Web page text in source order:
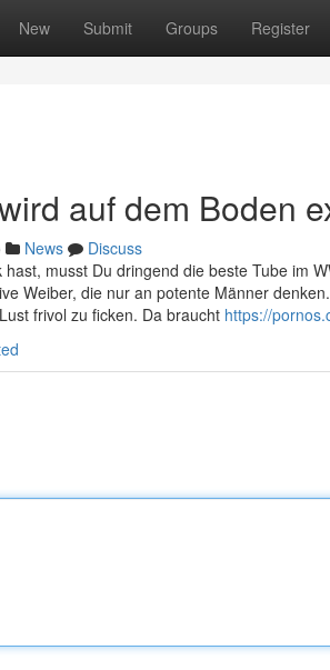
New Submit Groups Register
auf dem Boden
News
Discuss
musst Du dringend die beste Tube im
Weiber, die nur an potente Männer
frivol zu ficken. Da braucht https://